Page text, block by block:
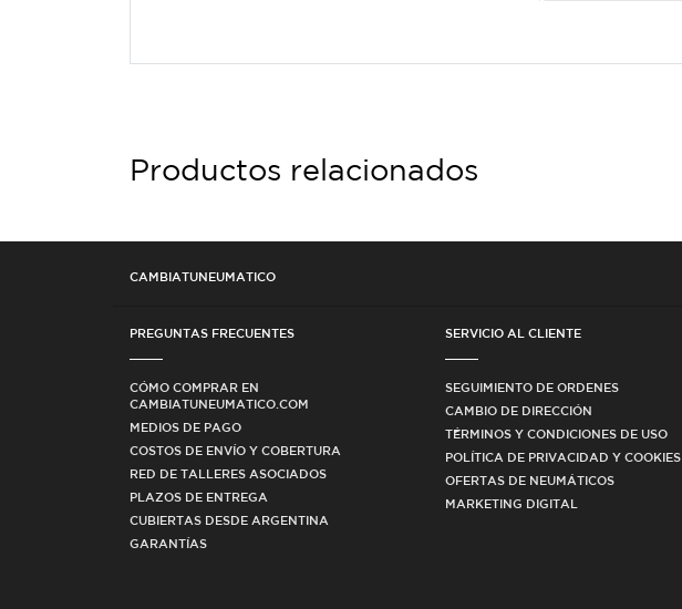
Productos relacionados
CAMBIATUNEUMATICO
PREGUNTAS FRECUENTES
CÓMO COMPRAR EN
CAMBIATUNEUMATICO.COM
MEDIOS DE PAGO
COSTOS DE ENVÍO Y COBERTURA
RED DE TALLERES ASOCIADOS
PLAZOS DE ENTREGA
CUBIERTAS DESDE ARGENTINA
GARANTÍAS
SERVICIO AL CLIENTE
SEGUIMIENTO DE ORDENES
CAMBIO DE DIRECCIÓN
TÉRMINOS Y CONDICIONES DE USO
POLÍTICA DE PRIVACIDAD Y COOKIES
OFERTAS DE NEUMÁTICOS
MARKETING DIGITAL